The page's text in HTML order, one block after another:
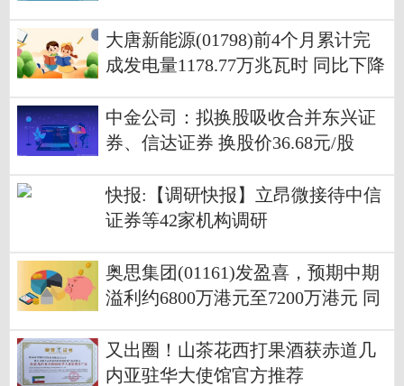
大唐新能源(01798)前4个月累计完
成发电量1178.77万兆瓦时 同比下降
中金公司：拟换股吸收合并东兴证
券、信达证券 换股价36.68元/股
快报:【调研快报】立昂微接待中信
证券等42家机构调研
奥思集团(01161)发盈喜，预期中期
溢利约6800万港元至7200万港元 同
又出圈！山茶花西打果酒获赤道几
内亚驻华大使馆官方推荐